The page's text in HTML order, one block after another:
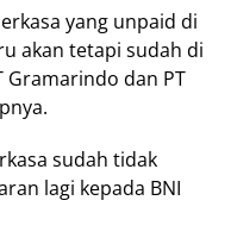
yang unpaid di
akan tetapi sudah di
Gramarindo dan PT
sudah tidak
lagi kepada BNI